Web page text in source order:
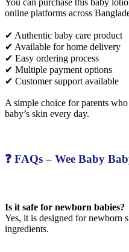
online platforms across
✔ Authentic baby care product
✔ Available for home delivery
✔ Easy ordering process
✔ Multiple payment options
✔ Customer support available
A simple choice for parents
baby’s skin every day.
❓ FAQs – Wee Baby
Is it safe for newborn babies?
Yes, it is designed for newborn
ingredients.